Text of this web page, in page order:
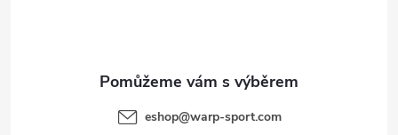
eshop@warp-sport.com